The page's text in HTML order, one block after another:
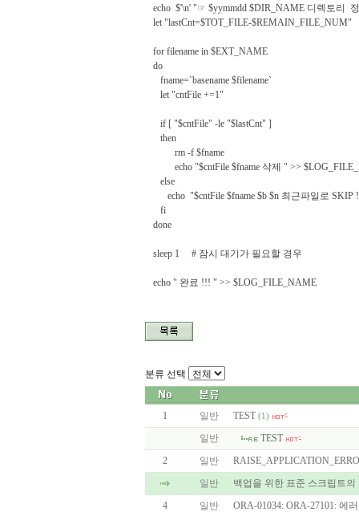
echo $'\n' "☞ $yymmdd $DIR_NAME 디렉토리
let "lastCnt=$TOT_FILE-$REMAIN_FILE_NUM"
for filename in $EXT_NAME
do
fname=`basename $filename`
let "cntFile +=1"
if [ "$cntFile" -le "$lastCnt" ]
then
rm -f $fname
echo "$cntFile $fname 삭제 " >>
else
echo "$cntFile $fname $b $n 최근파일로 SKIP
fi
done
sleep 1 # 잠시 대기가 필요할 경우
echo " 완료 !!! " >> $LOG_FILE_NAME
분류 선택
1 일반 TEST (1)
일반
TEST
2
일반
일반
백업을 위한 표준 스크립트의
4
일반
ORA-01034: ORA-27101: 에